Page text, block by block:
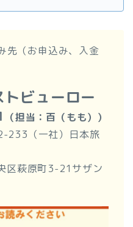
先（お申込み、入金
ビューロー
（担当：百（もも））
233（一社）日本旅
萩原町3-21サザン